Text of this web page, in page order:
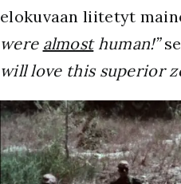
elokuvaan liitetyt
were almosthuman!”
will love this superior